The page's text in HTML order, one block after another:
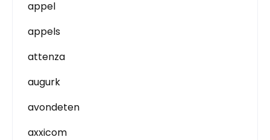
appel
appels
attenza
augurk
avondeten
axxicom